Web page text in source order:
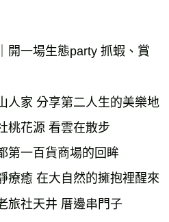
開一場生態party 抓蝦、賞
人家 分享第二人生的美樂地
桃花源 看雲在散步
第一百貨商場的回眸
療癒 在大自然的擁抱裡醒來
旅社天井 厝邊串門子